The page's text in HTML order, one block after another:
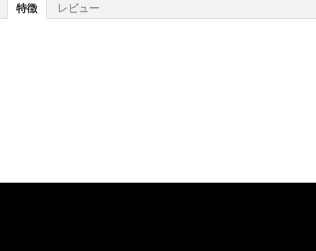
特徴 レビュー